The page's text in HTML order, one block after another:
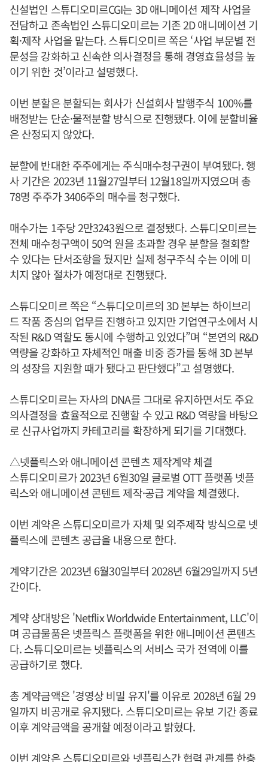
신설법인 스튜디오미르CGI는 3D 애니메이션 제작 사업을
전담하고 존속법인 스튜디오미르는 기존 2D 애니메이션 기
획·제작 사업을 맡는다. 스튜디오미르 쪽은 ‘사업 부문별 전
문성을 강화하고 신속한 의사결정을 통해 경영효율성을 높
이기 위한 것’이라고 설명했다.
이번 분할은 분할되는 회사가 신설회사 발행주식 100%를
배정받는 단순·물적분할 방식으로 진행됐다. 이에 분할비율
은 산정되지 않았다.
분할에 반대한 주주에게는 주식매수청구권이 부여됐다. 행
사 기간은 2023년 11월27일부터 12월18일까지였으며 총
78명 주주가 3406주의 매수를 청구했다.
매수가는 1주당 2만3243원으로 결정됐다. 스튜디오미르는
전체 매수청구액이 50억 원을 초과할 경우 분할을 철회할
수 있다는 단서조항을 뒀지만 실제 청구주식 수는 이에 미
치지 않아 절차가 예정대로 진행됐다.
스튜디오미르 쪽은 “스튜디오미르의 3D 본부는 하이브리
드 작품 중심의 업무를 진행하고 있지만 기업연구소에서 시
작된 R&D 역할도 동시에 수행하고 있었다”며 “본연의 R&D
역량을 강화하고 자체적인 매출 비중 증가를 통해 3D 본부
의 성장을 지원할 때가 됐다고 판단했다”고 설명했다.
스튜디오미르는 자사의 DNA를 그대로 유지하면서도 주요
의사결정을 효율적으로 진행할 수 있고 R&D 역량을 바탕으
로 신규사업까지 카테고리를 확장하게 되기를 기대했다.
△넷플릭스와 애니메이션 콘텐츠 제작계약 체결
스튜디오미르가 2023년 6월30일 글로벌 OTT 플랫폼 넷플
릭스와 애니메이션 콘텐트 제작·공급 계약을 체결했다.
이번 계약은 스튜디오미르가 자체 및 외주제작 방식으로 넷
플릭스에 콘텐츠 공급을 내용으로 한다.
계약기간은 2023년 6월30일부터 2028년 6월29일까지 5년
간이다.
계약 상대방은 'Netflix Worldwide Entertainment, LLC'이
며 공급물품은 넷플릭스 플랫폼을 위한 애니메이션 콘텐츠
다. 스튜디오미르는 넷플릭스의 서비스 국가 전역에 이를
공급하기로 했다.
총 계약금액은 '경영상 비밀 유지'를 이유로 2028년 6월 29
일까지 비공개로 유지됐다. 스튜디오미르는 유보 기간 종료
이후 계약금액을 공개할 예정이라고 밝혔다.
이번 계약은 스튜디오미르와 넷플릭스간 협력 관계를 한층